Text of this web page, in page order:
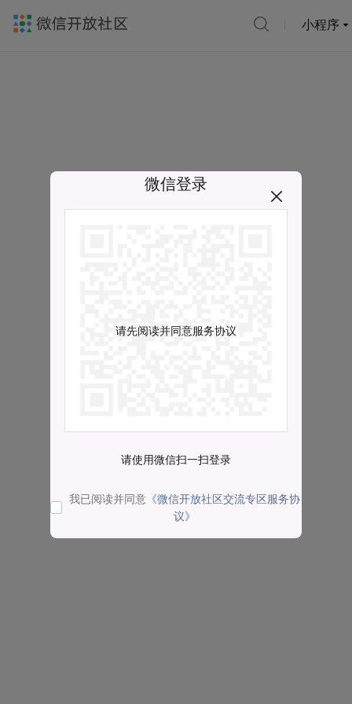
小程序
微信登录
请先阅读并同意服务协议
请使用微信扫一扫登录
我已阅读并同意 《微信开放社区交流专区服务协
议》